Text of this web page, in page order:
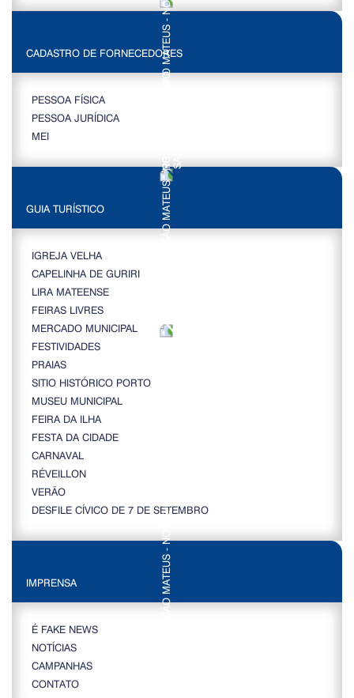
CADASTRO DE FORNECEDORES
PESSOA FÍSICA
PESSOA JURÍDICA
MEI
GUIA TURÍSTICO
IGREJA VELHA
CAPELINHA DE GURIRI
LIRA MATEENSE
FEIRAS LIVRES
MERCADO MUNICIPAL
FESTIVIDADES
PRAIAS
SITIO HISTÓRICO PORTO
MUSEU MUNICIPAL
FEIRA DA ILHA
FESTA DA CIDADE
CARNAVAL
RÉVEILLON
VERÃO
DESFILE CÍVICO DE 7 DE SETEMBRO
IMPRENSA
É FAKE NEWS
NOTÍCIAS
CAMPANHAS
CONTATO